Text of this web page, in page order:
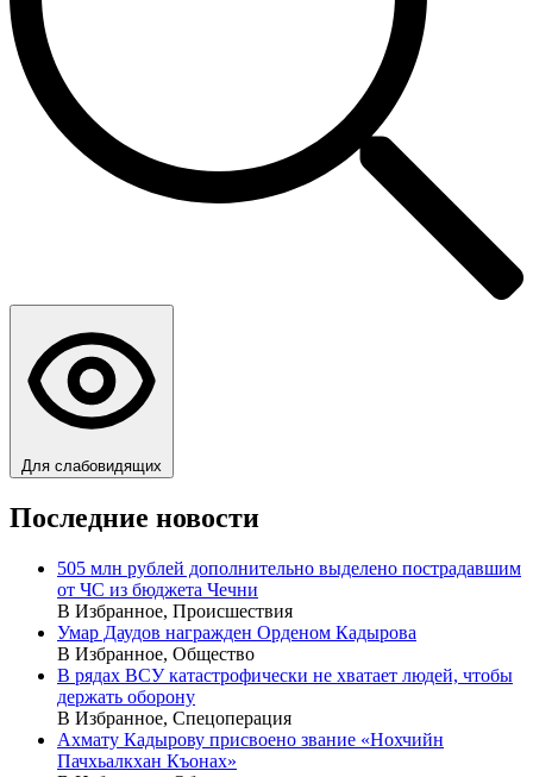
Для слабовидящих
Последние новости
505 млн рублей дополнительно выделено пострадавшим
от ЧС из бюджета Чечни
В Избранное, Происшествия
Умар Даудов награжден Орденом Кадырова
В Избранное, Общество
В рядах ВСУ катастрофически не хватает людей, чтобы
держать оборону
В Избранное, Спецоперация
Ахмату Кадырову присвоено звание «Нохчийн
Пачхьалкхан Къонах»